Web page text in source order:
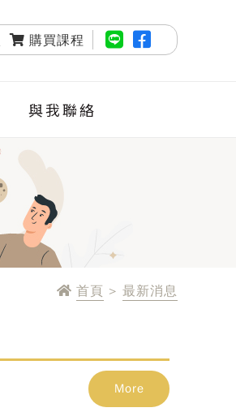
購買課程
與我聯絡
首頁 > 最新消息
More